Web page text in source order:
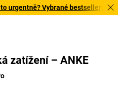
urgentně? Vybrané bestsellery
zatížení – ANKE